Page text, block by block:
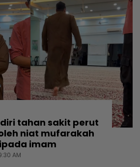
tahan sakit perut
niat mufarakah
imam
AM